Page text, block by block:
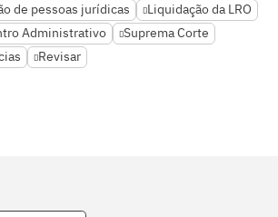
de pessoas jurídicas
Liquidação da LRO
Administrativo
Suprema Corte
Revisar